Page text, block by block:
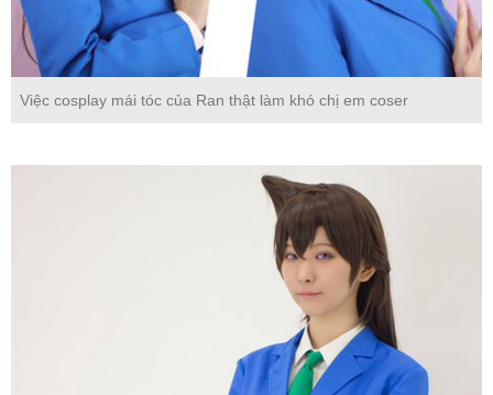
Việc cosplay mái tóc của Ran thật làm khó chị em coser